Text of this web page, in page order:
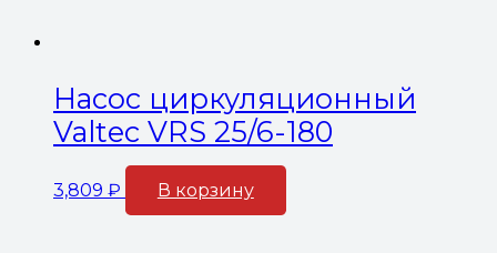
Насос циркуляционный
Valtec VRS 25/6-180
3,809 ₽ В корзину